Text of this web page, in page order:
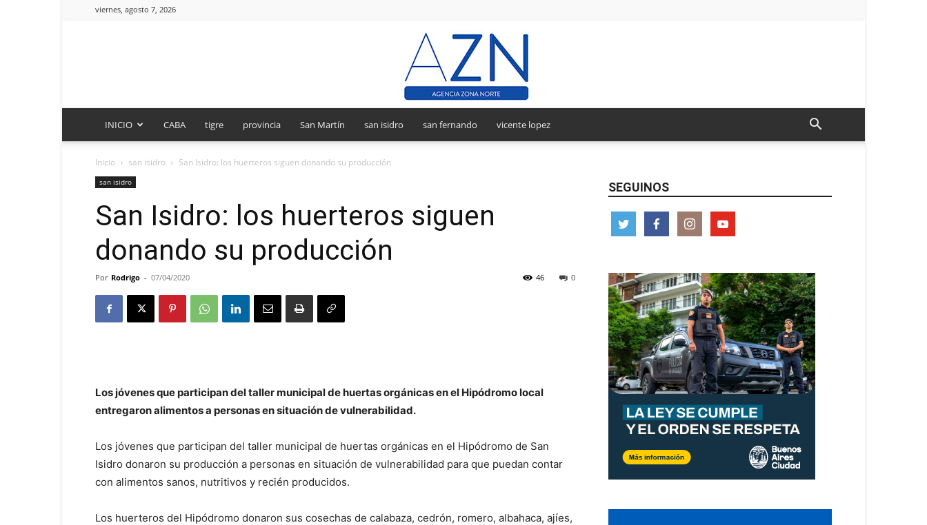
viernes, agosto 7, 2026
INICIO CABA tigre provincia San Martín san isidro san fernando vicente lopez
Inicio san isidro San Isidro: los huerteros siguen donando su producción
san isidro
San Isidro: los huerteros siguen
donando su producción
Por Rodrigo - 07/04/2020 0
46
Los jóvenes que participan del taller municipal de huertas orgánicas en el Hipódromo local
entregaron alimentos a personas en situación de vulnerabilidad.
Los jóvenes que participan del taller municipal de huertas orgánicas en el Hipódromo de San
Isidro donaron su producción a personas en situación de vulnerabilidad para que puedan contar
con alimentos sanos, nutritivos y recién producidos.
Los huerteros del Hipódromo donaron sus cosechas de calabaza, cedrón, romero, albahaca, ajíes,
SEGUINOS